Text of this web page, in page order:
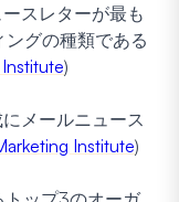
スレターが最も
グの種類である
)
メールニュース
Institute)